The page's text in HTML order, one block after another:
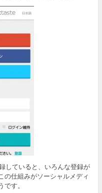
していると、いろんな登録が
の仕組みがソーシャルメディ
す。